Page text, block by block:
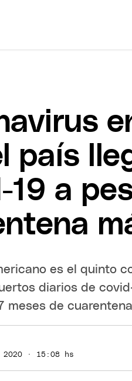
país
19 a
es el quinto
diarios de
meses de
· 15:08 hs